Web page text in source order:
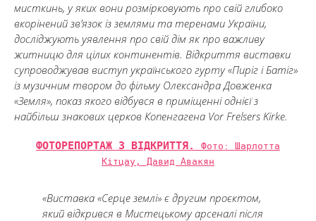
мисткинь, у яких вони розмірковують про свій глибоко
вкорінений зв’язок із землями та теренами України,
досліджують уявлення про свій дім як про важливу
житницю для цілих континентів. Відкриття виставки
супроводжував виступ українського гурту «Пиріг і Батіг»
із музичним твором до фільму Олександра Довженка
«Земля», показ якого відбувся в приміщенні однієї з
найбільш знакових церков Копенгагена Vor Frelsers Kirke.
ФОТОРЕПОРТАЖ З ВІДКРИТТЯ. Фото: Шарлотта
Кітцау, Давид Авакян
«Виставка «Серце землі» є другим проєктом,
який відкрився в Мистецькому арсеналі після